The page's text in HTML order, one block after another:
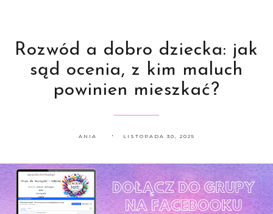
Rozwód a dobro dziecka: jak
sąd ocenia, z kim maluch
powinien mieszkać?
ANIA LISTOPADA 30, 2025